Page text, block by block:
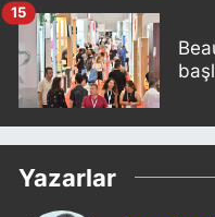
15
Yazarlar